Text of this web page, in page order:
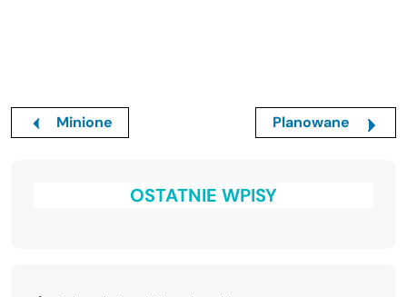
Minione Planowane
OSTATNIE WPISY